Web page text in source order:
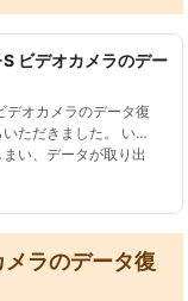
ビデオカメラのデー
オカメラのデータ復
ただきました。 いき
い、データが取り出
ラのデータ復